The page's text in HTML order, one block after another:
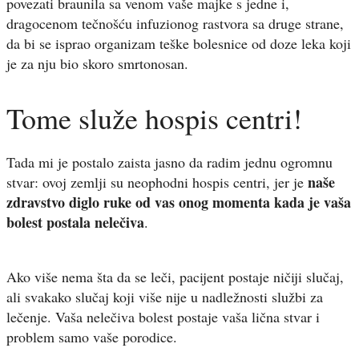
dragocenom tečnošću infuzionog rastvora sa druge strane,
da bi se isprao organizam teške bolesnice od doze leka koji
je za nju bio skoro smrtonosan.
Tome služe hospis centri!
Tada mi je postalo zaista jasno da radim jednu ogromnu
stvar: ovoj zemlji su neophodni hospis centri, jer je naše
zdravstvo diglo ruke od vas onog momenta kada je vaša
bolest postala nelečiva.
Ako više nema šta da se leči, pacijent postaje ničiji slučaj,
ali svakako slučaj koji više nije u nadležnosti službi za
lečenje. Vaša nelečiva bolest postaje vaša lična stvar i
problem samo vaše porodice.